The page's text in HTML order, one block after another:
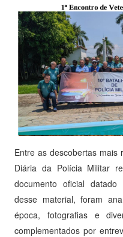
Entre as descobertas mais
Diária da Polícia Militar
documento oficial
desse material, foram
época, fotografias e
complementados por